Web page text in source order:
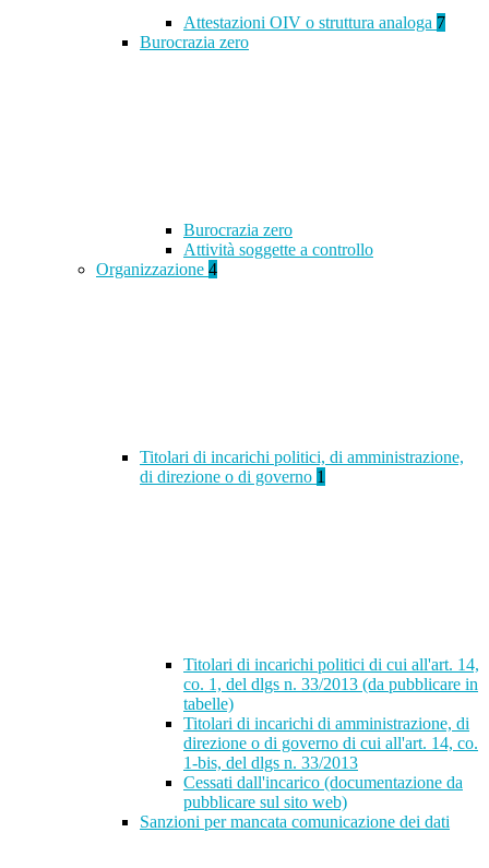
Attestazioni OIV o struttura analoga 7
Burocrazia zero
Burocrazia zero
Attività soggette a controllo
Organizzazione 4
Titolari di incarichi politici, di amministrazione,
di direzione o di governo 1
Titolari di incarichi politici di cui all'art. 14,
co. 1, del dlgs n. 33/2013 (da pubblicare in
tabelle)
Titolari di incarichi di amministrazione, di
direzione o di governo di cui all'art. 14, co.
1-bis, del dlgs n. 33/2013
Cessati dall'incarico (documentazione da
pubblicare sul sito web)
Sanzioni per mancata comunicazione dei dati